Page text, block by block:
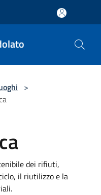
>
dei rifiuti,
il riutilizzo e la